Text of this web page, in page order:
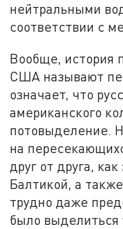
нейтральными
соответствии с
Вообще, история
США называют
означает, что
американского
потовыделение.
на
друг от друга,
Балтикой, а
трудно даже
было выделиться